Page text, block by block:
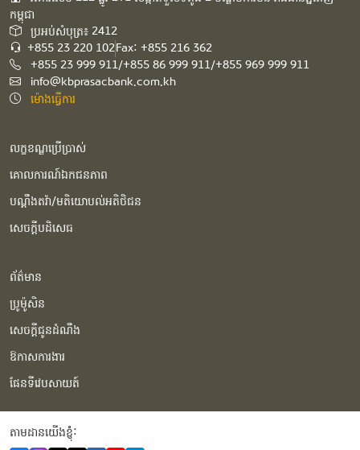
កម្ពុជា​
ប្រអប់សំបុត្រ៖ 2412
+855 23 220 102Fax: +855 216 362
+855 23 999 911/+855 86 999 911/+855 969 999 911
info@kbprasacbank.com.kh
ម៉ោងធ្វើការ
លក្ខខណ្ឌប្រើប្រាស់
គោលការណ៍ឯកជនភាព
បណ្ដឹងតវ៉ា/មតិយោបល់អតិថិជន
សេចក្ដីបដិសេធ
ព័ត៌មាន
ប្រូម៉ូសិន
សេចក្ដីជូនដំណឹង
ឱកាសការងារ
ផែនទីវេបសាយត៍
តាមដានយើងខ្ញុំំ: